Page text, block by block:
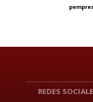
REDES